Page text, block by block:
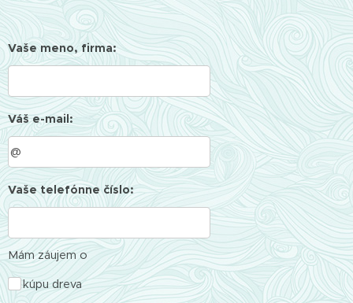
Vaše meno, firma:
Váš e-mail:
Vaše telefónne číslo:
Mám záujem o
kúpu dreva